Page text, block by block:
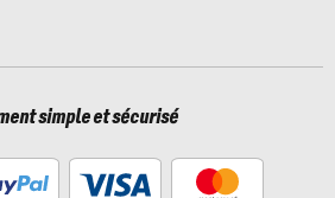
simple et sécurisé